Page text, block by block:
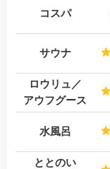
コスパ
サウナ
ロウリュ／
アウフグース
水風呂
ととのい